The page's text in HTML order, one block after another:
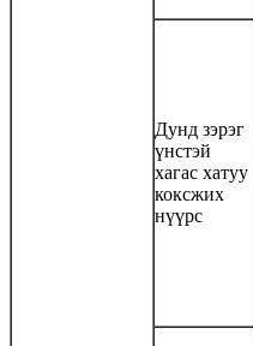
Дунд зэрэг
үнстэй
хагас хатуу
коксжих
нүүрс